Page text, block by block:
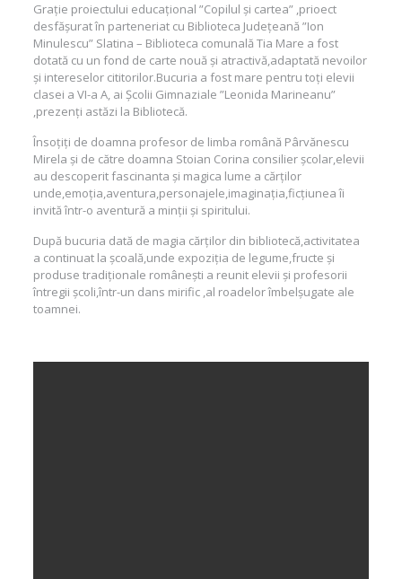
Grație proiectului educațional ”Copilul și cartea” ,prioect
desfășurat în parteneriat cu Biblioteca Județeană ”Ion
Minulescu” Slatina – Biblioteca comunală Tia Mare a fost
dotată cu un fond de carte nouă și atractivă,adaptată nevoilor
și intereselor cititorilor.Bucuria a fost mare pentru toți elevii
clasei a VI-a A, ai Școlii Gimnaziale ”Leonida Marineanu”
,prezenți astăzi la Bibliotecă.
Însoțiți de doamna profesor de limba română Pârvănescu
Mirela și de către doamna Stoian Corina consilier școlar,elevii
au descoperit fascinanta și magica lume a cărților
unde,emoția,aventura,personajele,imaginația,ficțiunea îi
invită într-o aventură a minții și spiritului.
După bucuria dată de magia cărților din bibliotecă,activitatea
a continuat la școală,unde expoziția de legume,fructe și
produse tradiționale românești a reunit elevii și profesorii
întregii școli,într-un dans mirific ,al roadelor îmbelșugate ale
toamnei.